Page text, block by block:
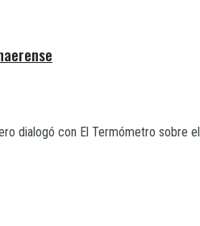
dialogó con El Termómetro sobre